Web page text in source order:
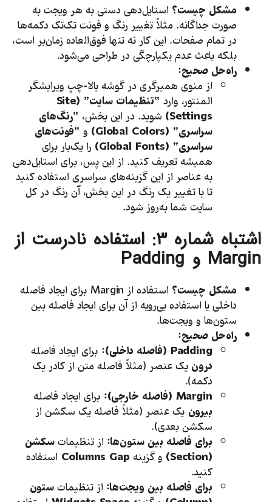
مشکل چیست؟ استایل‌دهی دستی به هر ویجت به
صورت جداگانه. مثلاً تغییر رنگ و فونت تک‌تک دکمه‌ها
در تمام صفحات. این کار نه تنها فوق‌العاده زمان‌بر است،
بلکه باعث عدم یکپارچگی در طراحی می‌شود.
راه‌حل صحیح:
از منوی همبرگری در گوشه بالا-چپ ویرایشگر
المنتور، وارد“تنظیمات سایت” (Site
Settings
) شوید. در این بخش، “رنگ‌های
سراسری” (Global Colors
) و“فونت‌های
سراسری” (Global Fonts
) را یک‌بار برای
همیشه تعریف کنید. از این پس، برای استایل‌دهی
به عناصر از این گزینه‌های سراسری استفاده کنید
تا با تغییر یک رنگ در این بخش، آن رنگ در کل
سایت شما به‌روز شود.
اشتباه شماره۳: استفاده نادرست از
Margin و Padding
مشکل چیست؟ استفاده از Margin برای ایجاد فاصله
داخلی یا استفاده بی‌رویه از آن برای ایجاد فاصله بین
ستون‌ها و ویجت‌ها.
راه‌حل صحیح:
Padding (فاصله داخلی): برای ایجاد فاصله
درونیک عنصر (مثلاً فاصله متن از کادر یک
دکمه).
Margin (فاصله خارجی): برای ایجاد فاصله
بیرون یک عنصر (مثلاً فاصله یک سکشن از
سکشن بعدی).
برای فاصله بین ستون‌ها: از تنظیماتسکشن
(
Section
) و گزینهColumns Gap استفاده
کنید.
برای فاصله بین ویجت‌ها: از تنظیماتستون